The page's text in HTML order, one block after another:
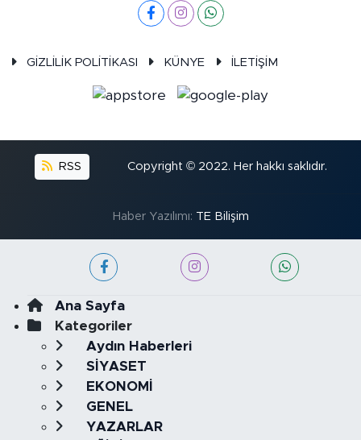
GİZLİLİK POLİTİKASI KÜNYE İLETİŞİM
RSS Copyright © 2022. Her hakkı saklıdır.
Haber Yazılımı: TE Bilişim
Ana Sayfa
Kategoriler
Aydın Haberleri
SİYASET
EKONOMİ
GENEL
YAZARLAR